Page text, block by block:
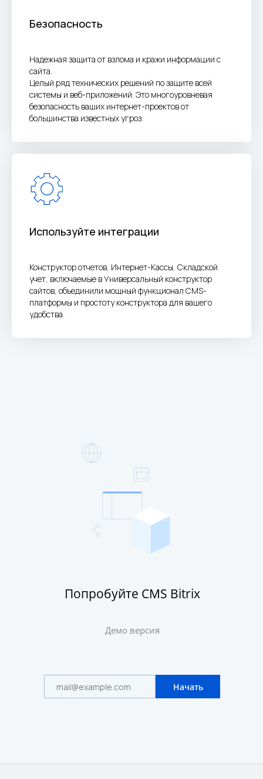
Безопасность
Надежная защита от взлома и кражи информации с
сайта.
Целый ряд технических решений по защите всей
системы и веб-приложений. Это многоуровневая
безопасность ваших интернет-проектов от
большинства известных угроз.
Используйте интеграции
Конструктор отчетов, Интернет-Кассы, Складской
учет, включаемые в Универсальный конструктор
сайтов, объединили мощный функционал CMS-
платформы и простоту конструктора для вашего
удобства.
Попробуйте CMS Bitrix
Демо версия
Начать